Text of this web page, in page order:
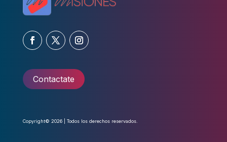
Contactate
Copyright© 2026 | Todos los derechos reservados.